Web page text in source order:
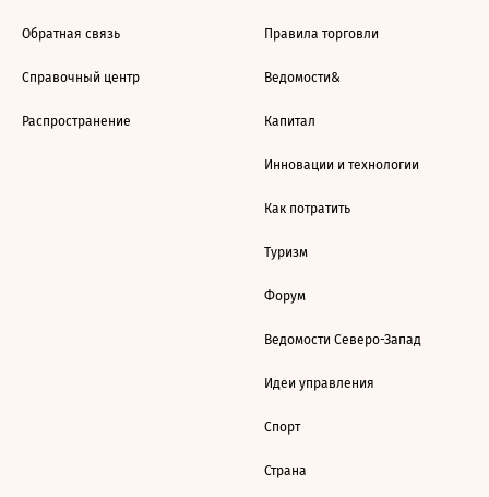
Обратная связь
Справочный центр
Распространение
Правила торговли
Ведомости&
Капитал
Инновации и технологии
Как потратить
Туризм
Форум
Ведомости Северо-Запад
Идеи управления
Спорт
Страна